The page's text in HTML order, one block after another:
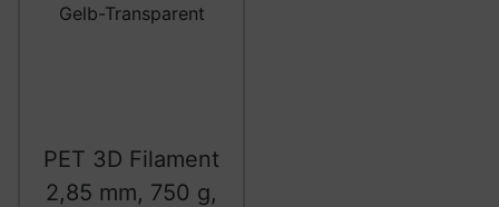
PET 3D Filament
2,85 mm, 750 g,